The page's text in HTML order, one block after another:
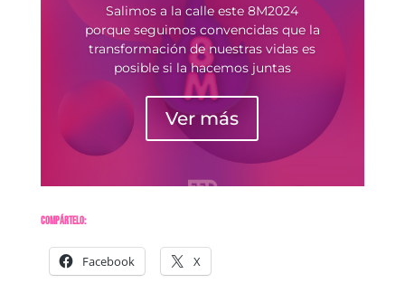
Salimos a la calle este 8M2024
porque seguimos convencidas que la
transformación de nuestras vidas es
posible si la hacemos juntas
Ver más
Compártelo:
Facebook X